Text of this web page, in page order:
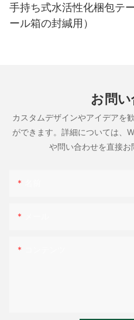
手持ち式水活性化梱包テ
ール箱の封緘用）
お問
カスタムデザインやアイデアを
ができます。詳細については、
や問い合わせを直接お